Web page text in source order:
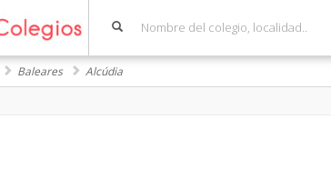
Baleares Alcúdia